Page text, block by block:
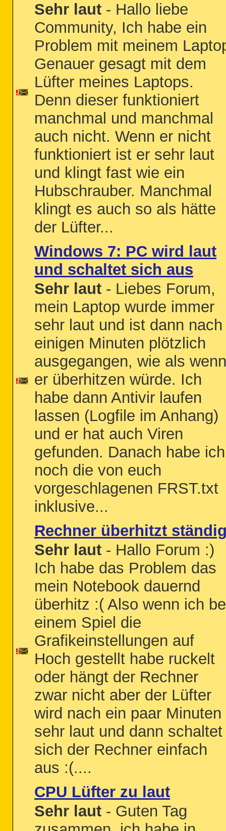
Sehr laut - Hallo liebe
Community, Ich habe ein
Problem mit meinem
Genauer gesagt mit dem
Lüfter meines Laptops.
Denn dieser funktioniert
manchmal und manchmal
auch nicht. Wenn er nicht
funktioniert ist er sehr laut
und klingt fast wie ein
Hubschrauber. Manchmal
klingt es auch so als hätte
der Lüfter...
Windows 7: PC wird laut
und schaltet sich aus
Sehr laut - Liebes Forum,
mein Laptop wurde immer
sehr laut und ist dann nach
einigen Minuten plötzlich
ausgegangen, wie als wenn
er überhitzen würde. Ich
habe dann Antivir laufen
lassen (Logfile im Anhang)
und er hat auch Viren
gefunden. Danach habe ich
noch die von euch
vorgeschlagenen FRST.txt
inklusive...
Rechner überhitzt
Sehr laut - Hallo Forum :)
Ich habe das Problem das
mein Notebook dauernd
überhitz :( Also wenn ich
einem Spiel die
Grafikeinstellungen auf
Hoch gestellt habe ruckelt
oder hängt der Rechner
zwar nicht aber der Lüfter
wird nach ein paar Minuten
sehr laut und dann schaltet
sich der Rechner einfach
aus :(....
CPU Lüfter zu laut
Sehr laut - Guten Tag